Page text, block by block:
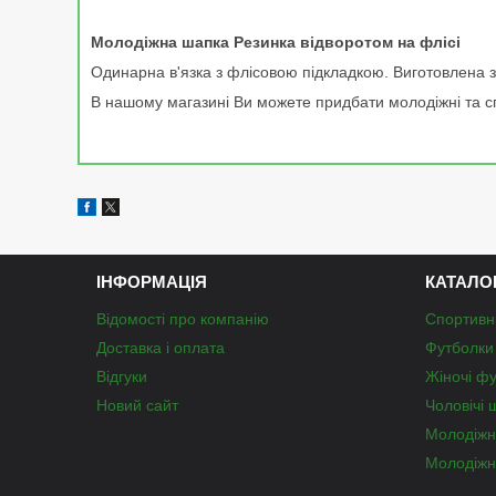
Молодіжна шапка Резинка відворотом на флісі
Одинарна в'язка з флісовою підкладкою. Виготовлена з
В нашому магазині Ви можете придбати молодіжні та
ІНФОРМАЦІЯ
Відомості про компанію
Доставка і оплата
Відгуки
Новий сайт
Жіночі
Чоловічі